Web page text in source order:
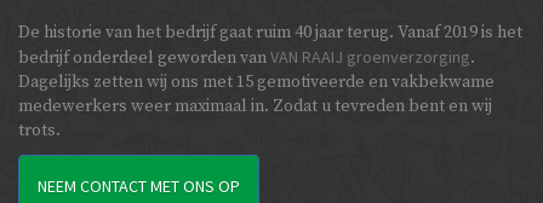
De historie van het bedrijf gaat ruim 40 jaar terug. Vanaf 2019 is het
bedrijf onderdeel geworden vanVAN RAAIJ groenverzorging.
Dagelijks zetten wij ons met 15 gemotiveerde en vakbekwame
medewerkers weer maximaal in. Zodat u tevreden bent en wij
trots.
NEEM CONTACT MET ONS OP